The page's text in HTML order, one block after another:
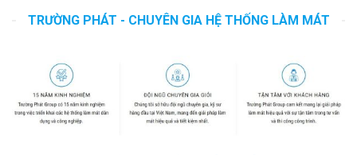
TRƯỜNG PHÁT - CHUYÊN GIA HỆ THỐNG LÀM MÁT